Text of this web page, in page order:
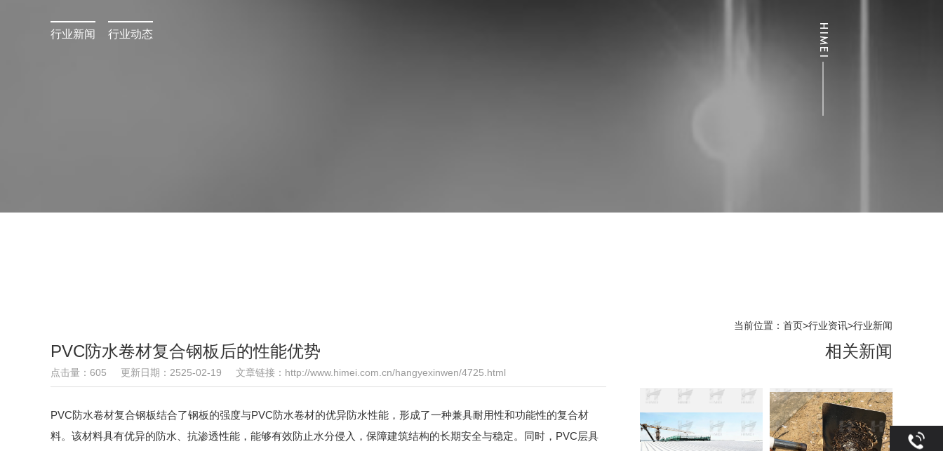
HIMEI
行业新闻 行业动态
当前位置： 首页 >行业资讯>行业新闻
PVC防水卷材复合钢板后的性能优势
点击量：605 更新日期：2525-02-19 文章链接：http://www.himei.com.cn/hangyexinwen/4725.html
PVC防水卷材复合钢板结合了钢板的强度与PVC防水卷材的优异防水性能，形成了一种兼具耐用性和功能性的复合材
料。该材料具有优异的防水、抗渗透性能，能够有效防止水分侵入，保障建筑结构的长期安全与稳定。同时，PVC层具
相关新闻